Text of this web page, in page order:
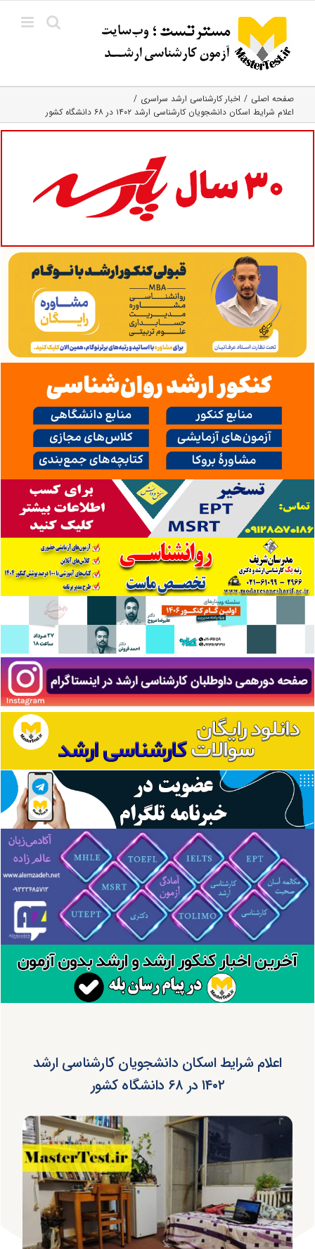
content
صفحه اصلی
اخبار کارشناسی ارشد سراسری
اعلام شرایط اسکان دانشجویان کارشناسی ارشد ۱۴۰۲ در ۶۸ دانشگاه کشور
اعلام شرایط اسکان دانشجویان کارشناسی ارشد
۱۴۰۲ در ۶۸ دانشگاه کشور